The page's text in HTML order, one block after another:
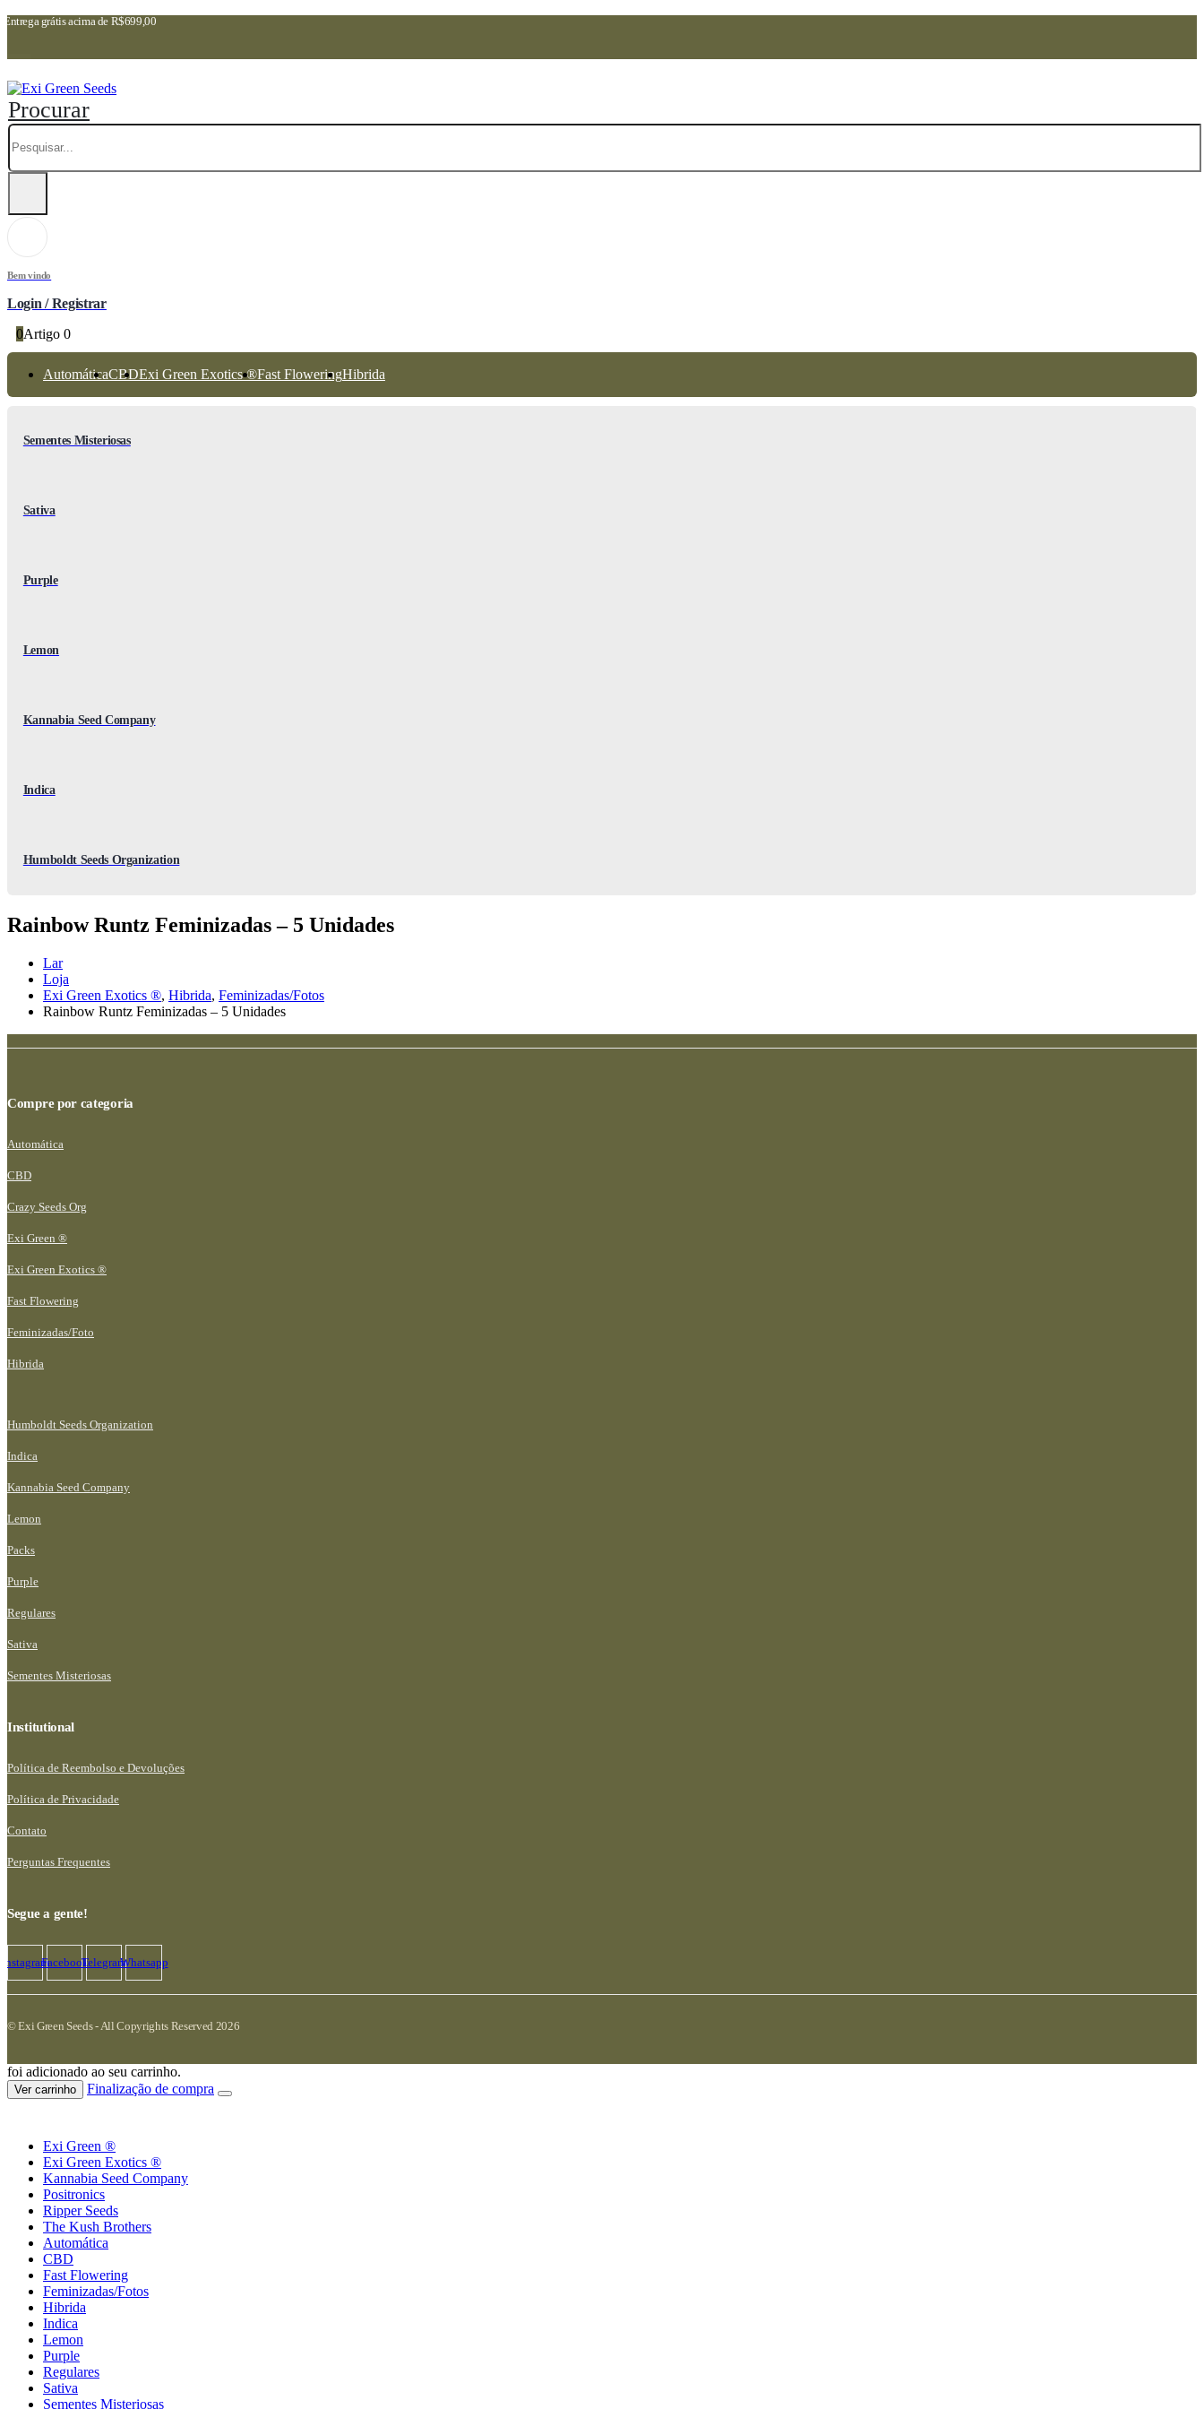
Entrega grátis acima de R$699,00
Procurar
Bem vindo
Login / Registrar
0Artigo 0
AutomáticaCBDExi Green Exotics ®Fast FloweringHibrida
Sementes Misteriosas
Sativa
Purple
Lemon
Kannabia Seed Company
Indica
Humboldt Seeds Organization
Rainbow Runtz Feminizadas – 5 Unidades
Lar
Loja
Exi Green Exotics ®, Hibrida, Feminizadas/Fotos
Rainbow Runtz Feminizadas – 5 Unidades
Compre por categoria
Automática
CBD
Crazy Seeds Org
Exi Green ®
Exi Green Exotics ®
Fast Flowering
Feminizadas/Foto
Hibrida
Humboldt Seeds Organization
Indica
Kannabia Seed Company
Lemon
Packs
Purple
Regulares
Sativa
Sementes Misteriosas
Institutional
Política de Reembolso e Devoluções
Política de Privacidade
Contato
Perguntas Frequentes
Segue a gente!
InstagramFacebookTelegramWhatsapp
© Exi Green Seeds - All Copyrights Reserved 2026
foi adicionado ao seu carrinho.
Ver carrinho Finalização de compra
Exi Green ®
Exi Green Exotics ®
Kannabia Seed Company
Positronics
Ripper Seeds
The Kush Brothers
Automática
CBD
Fast Flowering
Feminizadas/Fotos
Hibrida
Indica
Lemon
Purple
Regulares
Sativa
Sementes Misteriosas